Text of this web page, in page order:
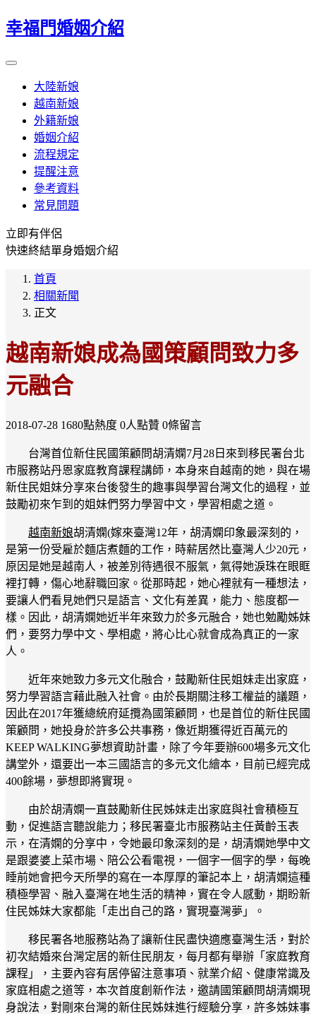
幸福門婚姻介紹
大陸新娘
越南新娘
外籍新娘
婚姻介紹
流程規定
提醒注意
參考資料
常見問題
立即有伴侶
快速終結單身婚姻介紹
首頁
相關新聞
正文
越南新娘成為國策顧問致力多
元融合
2018-07-28 1680點熱度 0人點贊 0條留言
台灣首位新住民國策顧問胡清嫻7月28日來到移民署台北
市服務站丹恩家庭教育課程講師，本身來自越南的她，與在場
新住民姐妹分享來台後發生的趣事與學習台灣文化的過程，並
鼓勵初來乍到的姐妹們努力學習中文，學習相處之道。
越南新娘胡清嫻(嫁來臺灣12年，胡清嫻印象最深刻的，
是第一份受雇於麵店煮麵的工作，時薪居然比臺灣人少20元，
原因是她是越南人，被差別待遇很不服氣，氣得她淚珠在眼眶
裡打轉，傷心地辭職回家。從那時起，她心裡就有一種想法，
要讓人們看見她們只是語言、文化有差異，能力、態度都一
樣。因此，胡清嫻她近半年來致力於多元融合，她也勉勵姊妹
們，要努力學中文、學相處，將心比心就會成為真正的一家
人。
近年來她致力多元文化融合，鼓勵新住民姐妹走出家庭，
努力學習語言藉此融入社會。由於長期關注移工權益的議題，
因此在2017年獲總統府延攬為國策顧問，也是首位的新住民國
策顧問，她投身於許多公共事務，像近期獲得近百萬元的
KEEP WALKING夢想資助計畫，除了今年要辦600場多元文化
講堂外，還要出一本三國語言的多元文化繪本，目前已經完成
400餘場，夢想即將實現。
由於胡清嫻一直鼓勵新住民姊妹走出家庭與社會積極互
動，促進語言聽說能力；移民署臺北市服務站主任黃齡玉表
示，在清嫻的分享中，令她最印象深刻的是，胡清嫻她學中文
是跟婆婆上菜市場、陪公公看電視，一個字一個字的學，每晚
睡前她會把今天所學的寫在一本厚厚的筆記本上，胡清嫻這種
積極學習、融入臺灣在地生活的精神，實在令人感動，期盼新
住民姊妹大家都能「走出自己的路，實現臺灣夢」。
移民署各地服務站為了讓新住民盡快適應臺灣生活，對於
初次結婚來台灣定居的新住民朋友，每月都有舉辦「家庭教育
課程」，主要內容有居停留注意事項、就業介紹、健康常識及
家庭相處之道等，本次首度創新作法，邀請國策顧問胡清嫻現
身說法，對剛來台灣的新住民姊妹進行經驗分享，許多姊妹事